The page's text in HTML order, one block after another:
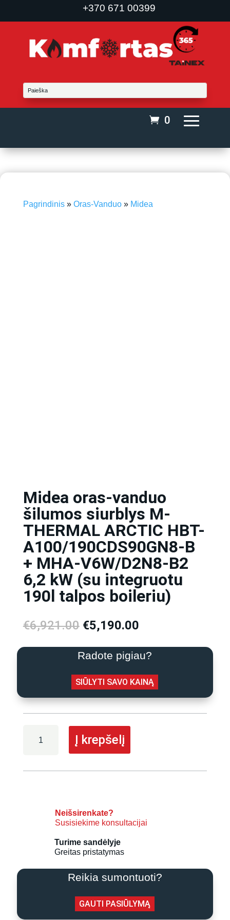
+370 671 00399
0
Pagrindinis» Oras-Vanduo» Midea
Midea oras-vanduo
šilumos siurblys M-
THERMAL ARCTIC HBT-
A100/190CDS90GN8-B
+ MHA-V6W/D2N8-B2
6,2 kW (su integruotu
190l talpos boileriu)
€6,921.00 Original
price
was:
€6,921.00.
€5,190.00Current
is:
€5,190.00.
Radote pigiau?
SIŪLYTI SAVO KAINĄ
kiekis:
THERMAL
B
Į krepšelį
Neišsirenkate?
Susisiekime konsultacijai
Turime sandėlyje
Greitas pristatymas
Reikia sumontuoti?
GAUTI PASIŪLYMĄ